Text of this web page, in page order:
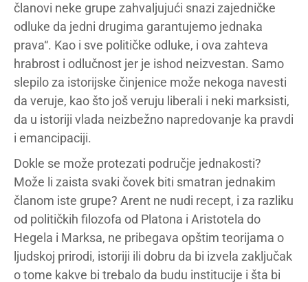
članovi neke grupe zahvaljujući snazi zajedničke
odluke da jedni drugima garantujemo jednaka
prava“. Kao i sve političke odluke, i ova zahteva
hrabrost i odlučnost jer je ishod neizvestan. Samo
slepilo za istorijske činjenice može nekoga navesti
da veruje, kao što još veruju liberali i neki marksisti,
da u istoriji vlada neizbežno napredovanje ka pravdi
i emancipaciji.
Dokle se može protezati područje jednakosti?
Može li zaista svaki čovek biti smatran jednakim
članom iste grupe? Arent ne nudi recept, i za razliku
od političkih filozofa od Platona i Aristotela do
Hegela i Marksa, ne pribegava opštim teorijama o
ljudskoj prirodi, istoriji ili dobru da bi izvela zaključak
o tome kakve bi trebalo da budu institucije i šta bi